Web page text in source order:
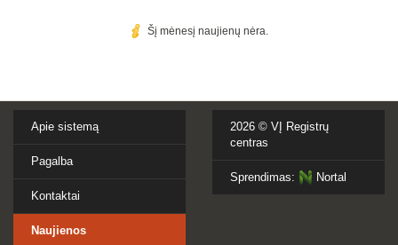
Šį mėnesį naujienų nėra.
Apie sistemą
Pagalba
Kontaktai
Naujienos
2026 © VĮ Registrų
centras
Sprendimas: Nortal